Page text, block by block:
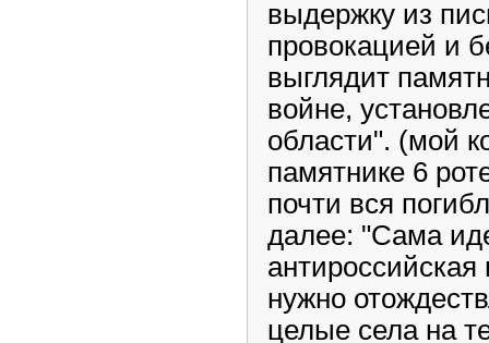
выдержку из
провокацией и
выглядит
войне,
области". (мой
памятнике 6
почти вся
далее: "Сама
нужно
целые села на